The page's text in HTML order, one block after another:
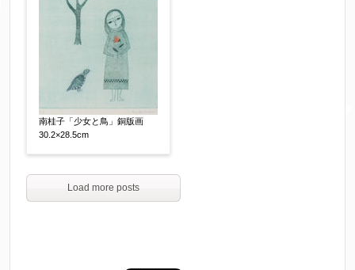
南桂子「少女と鳥」銅版画
30.2×28.5cm
Load more posts